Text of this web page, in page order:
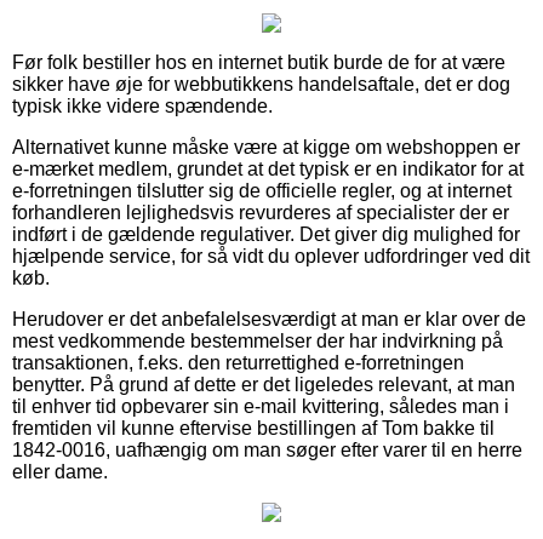
Før folk bestiller hos en internet butik burde de for at være
sikker have øje for webbutikkens handelsaftale, det er dog
typisk ikke videre spændende.
Alternativet kunne måske være at kigge om webshoppen er
e-mærket medlem, grundet at det typisk er en indikator for at
e-forretningen tilslutter sig de officielle regler, og at internet
forhandleren lejlighedsvis revurderes af specialister der er
indført i de gældende regulativer. Det giver dig mulighed for
hjælpende service, for så vidt du oplever udfordringer ved dit
køb.
Herudover er det anbefalelsesværdigt at man er klar over de
mest vedkommende bestemmelser der har indvirkning på
transaktionen, f.eks. den returrettighed e-forretningen
benytter. På grund af dette er det ligeledes relevant, at man
til enhver tid opbevarer sin e-mail kvittering, således man i
fremtiden vil kunne eftervise bestillingen af Tom bakke til
1842-0016, uafhængig om man søger efter varer til en herre
eller dame.